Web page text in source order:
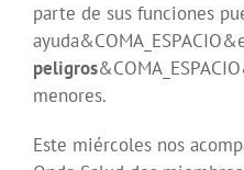
parte de sus funciones
peligros
menores.
Este miércoles nos